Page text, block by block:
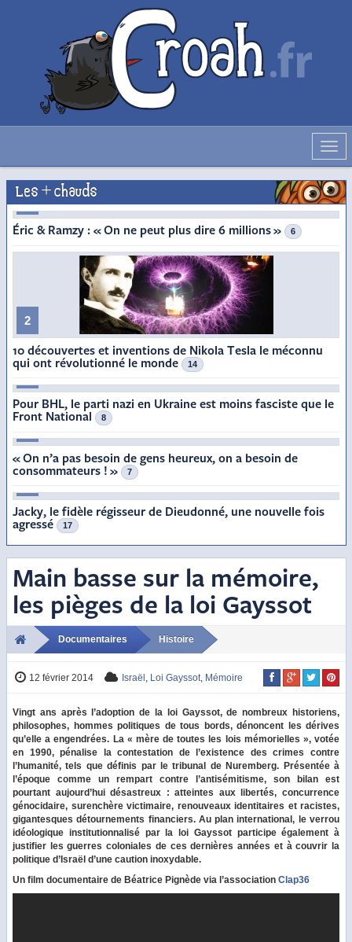
la
Les + chauds
1
Éric & Ramzy : « On ne peut plus dire 6 millions » 6
2
10 découvertes et inventions de Nikola Tesla le méconnu
qui ont révolutionné le monde
14
Pour BHL, le parti nazi en Ukraine est moins fasciste que le
Front National
8
« On n’a pas besoin de gens heureux, on a besoin de
consommateurs ! »
7
Jacky, le fidèle régisseur de Dieudonné, une nouvelle fois
agressé
17
Main basse sur la mémoire,
les pièges de la loi Gayssot
Documentaires Histoire
12 février 2014 Israël Loi Gayssot Mémoire
Vingt ans après l’adoption de la loi Gayssot, de nombreux historiens,
philosophes, hommes politiques de tous bords, dénoncent les dérives
qu’elle a engendrées. La « mère de toutes les lois mémorielles », votée
en 1990, pénalise la contestation de l’existence des crimes contre
l’humanité, tels que définis par le tribunal de Nuremberg. Présentée à
l’époque comme un rempart contre l’antisémitisme, son bilan est
pourtant aujourd’hui désastreux : atteintes aux libertés, concurrence
génocidaire, surenchère victimaire, renouveaux identitaires et racistes,
gigantesques détournements financiers. Au plan international, le verrou
idéologique institutionnalisé par la loi Gayssot participe également à
justifier les guerres coloniales de ces dernières années et à couvrir la
politique d’Israël d’une caution inoxydable.
Un film documentaire de Béatrice Pignède via l’association Clap36